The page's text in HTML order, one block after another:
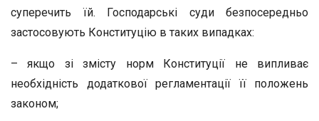
суперечить їй. Господарські суди безпосередньо
застосовують Конституцію в таких випадках:
– якщо зі змісту норм Конституції не випливає
необхідність додаткової регламентації її положень
законом;